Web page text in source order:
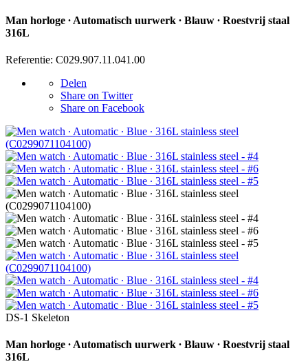
Man horloge ∙ Automatisch uurwerk ∙ Blauw ∙ Roestvrij staal
316L
Referentie: C029.907.11.041.00
Delen
Share on Twitter
Share on Facebook
DS-1 Skeleton
Man horloge ∙ Automatisch uurwerk ∙ Blauw ∙ Roestvrij staal
316L